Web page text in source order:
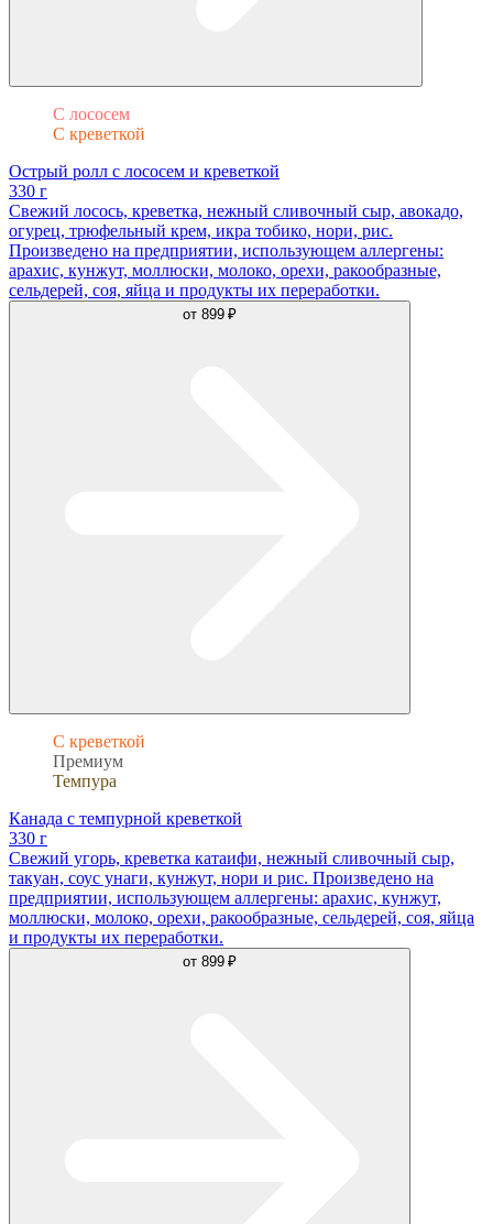
С лососем
С креветкой
Острый ролл с лососем и креветкой
330 г
Свежий лосось, креветка, нежный сливочный сыр, авокадо,
огурец, трюфельный крем, икра тобико, нори, рис.
Произведено на предприятии, использующем аллергены:
арахис, кунжут, моллюски, молоко, орехи, ракообразные,
сельдерей, соя, яйца и продукты их переработки.
от 899 ₽
С креветкой
Премиум
Темпура
Канада с темпурной креветкой
330 г
Свежий угорь, креветка катаифи, нежный сливочный сыр,
такуан, соус унаги, кунжут, нори и рис. Произведено на
предприятии, использующем аллергены: арахис, кунжут,
моллюски, молоко, орехи, ракообразные, сельдерей, соя, яйца
и продукты их переработки.
от 899 ₽